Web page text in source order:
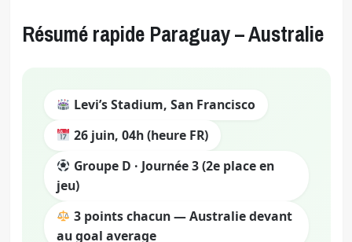
Résumé rapide Paraguay – Australie
Levi’s Stadium, San Francisco
26 juin, 04h (heure FR)
Groupe D · Journée 3 (2e place en
jeu)
3 points chacun — Australie devant
au goal average